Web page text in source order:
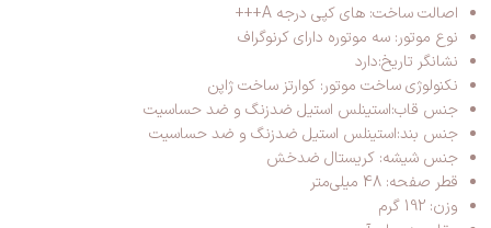
اصالت ساخت: های کپی درجه A+++
نوع موتور: سه موتوره دارای کرنوگراف
نشانگر تاریخ:دارد
نکنولوژی ساخت موتور: کوارتز ساخت ژاپن
جنس قاب:استینلس استیل ضدزنگ و ضد حساسیت
جنس بند:استینلس استیل ضدزنگ و ضد حساسیت
جنس شیشه: کریستال ضدخش
قطر صفحه: 48 میلی‌متر
وزن: 192 گرم